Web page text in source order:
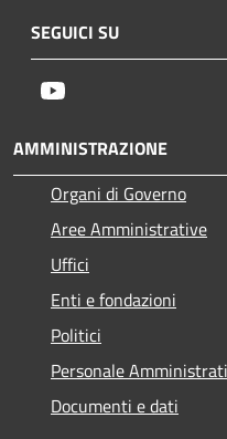
SEGUICI SU
AMMINISTRAZIONE
Organi di Governo
Aree Amministrative
Uffici
Enti e fondazioni
Politici
Personale
Documenti e dati